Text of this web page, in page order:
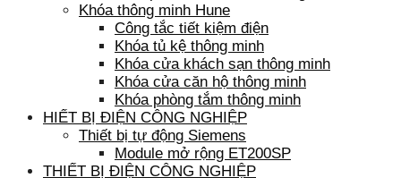
Khóa thông minh Hune
Công tắc tiết kiệm điện
Khóa tủ kệ thông minh
Khóa cửa khách sạn thông minh
Khóa cửa căn hộ thông minh
Khóa phòng tắm thông minh
HIẾT BỊ ĐIỆN CÔNG NGHIỆP
Thiết bị tự động Siemens
Module mở rộng ET200SP
THIẾT BỊ ĐIỆN CÔNG NGHIỆP